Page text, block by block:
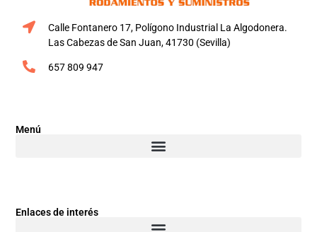
Calle Fontanero 17, Polígono Industrial La Algodonera.
Las Cabezas de San Juan, 41730 (Sevilla)
657 809 947
Menú
Enlaces de interés